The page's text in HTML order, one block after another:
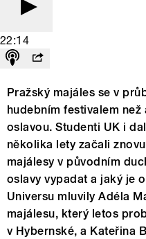
22:14
Pražský majáles se v
hudebním festivalem
oslavou. Studenti UK i
několika lety začali
majálesy v původním
oslavy vypadat a jaký je
Universu mluvily Adéla
majálesu, který letos
v Hybernské, a Kateřina